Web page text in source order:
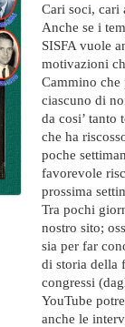
Cari soci, cari
Anche se i
SISFA vuole
motivazioni
Cammino che
ciascuno di
da cosi’ tanto
che ha
poche
favorevole
prossima
Tra pochi
nostro sito;
sia per far
di storia della
congressi
YouTube
anche le